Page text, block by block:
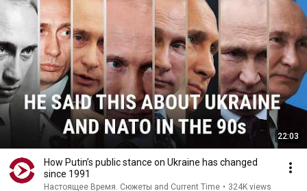
22:03
How Putin’s public stance on Ukraine has changed
since 1991
Настоящее Время. Сюжеты and Current Time • 324K views